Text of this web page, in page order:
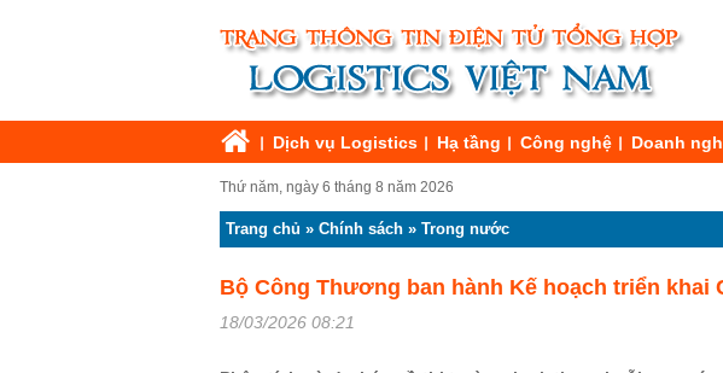
Dịch vụ Logistics Hạ tầng Công nghệ Doanh
Thứ năm, ngày 6 tháng 8 năm 2026
Trang chủ » Chính sách » Trong nước
Bộ Công Thương ban hành Kế hoạch triển
18/03/2026 08:21